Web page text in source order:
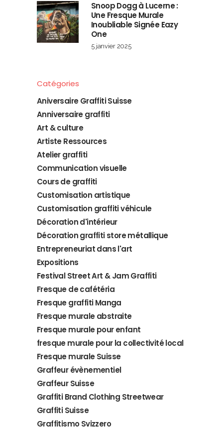
Snoop Dogg à Lucerne :
Une Fresque Murale
Inoubliable Signée Eazy
One
5 janvier 2025
Catégories
Aniversaire Graffiti Suisse
Anniversaire graffiti
Art & culture
Artiste Ressources
Atelier graffiti
Communication visuelle
Cours de graffiti
Customisation artistique
Customisation graffiti véhicule
Décoration d'intérieur
Décoration graffiti store métallique
Entrepreneuriat dans l'art
Expositions
Festival Street Art & Jam Graffiti
Fresque de cafétéria
Fresque graffiti Manga
Fresque murale abstraite
Fresque murale pour enfant
fresque murale pour la collectivité local
Fresque murale Suisse
Graffeur évènementiel
Graffeur Suisse
Graffiti Brand Clothing Streetwear
Graffiti Suisse
Graffitismo Svizzero